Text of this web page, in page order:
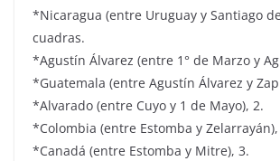
*Nicaragua (entre Uruguay y Santiago
cuadras.
*Agustín Álvarez (entre 1° de Marzo y
*Guatemala (entre Agustín Álvarez y
*Alvarado (entre Cuyo y 1 de Mayo), 2.
*Colombia (entre Estomba y Zelarrayán),
*Canadá (entre Estomba y Mitre), 3.